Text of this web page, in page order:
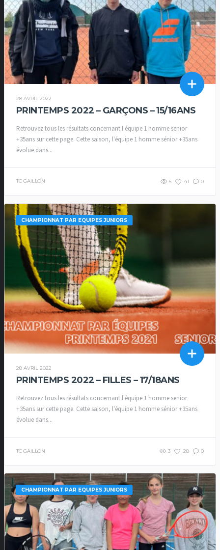
28 AVRIL 2022
PRINTEMPS 2022 – GARÇONS – 15/16ANS
Retrouvez tous les résultats concernant l'équipe 1 homme senior
+35ans sur cette page. Cette saison, l'équipe 1 homme sénior +35ans
évolue dans...
TC GAILLON 5 41 0
CHAMPIONNAT PAR EQUIPES JUNIORS
28 AVRIL 2022
PRINTEMPS 2022 – FILLES – 17/18ANS
Retrouvez tous les résultats concernant l'équipe 1 homme senior
+35ans sur cette page. Cette saison, l'équipe 1 homme sénior +35ans
évolue dans...
TC GAILLON 3 28 0
CHAMPIONNAT PAR EQUIPES JUNIORS